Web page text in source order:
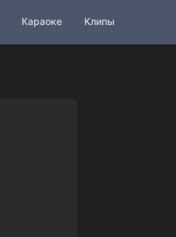
Караоке Клипы